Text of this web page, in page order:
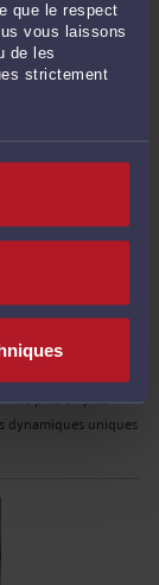
que le respect
vous laissons
de les
strictement
DES FAMILLES
conflits et de
de plus en plus
dynamiques uniques